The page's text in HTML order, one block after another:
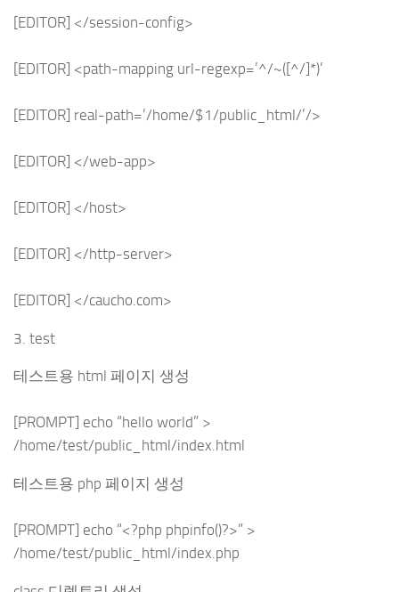
[EDITOR] </session-config>
[EDITOR] <path-mapping url-regexp=’^/~([^/]*)’
[EDITOR] real-path=’/home/$1/public_html/’/>
[EDITOR] </web-app>
[EDITOR] </host>
[EDITOR] </http-server>
[EDITOR] </caucho.com>
3. test
테스트용 html 페이지 생성
[PROMPT] echo “hello world” >
/home/test/public_html/index.html
테스트용 php 페이지 생성
[PROMPT] echo “<?php phpinfo()?>” >
/home/test/public_html/index.php